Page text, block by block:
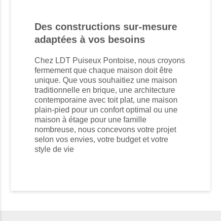
Des constructions sur-mesure
adaptées à vos besoins
Chez LDT Puiseux Pontoise, nous croyons
fermement que chaque maison doit être
unique. Que vous souhaitiez une maison
traditionnelle en brique, une architecture
contemporaine avec toit plat, une maison
plain-pied pour un confort optimal ou une
maison à étage pour une famille
nombreuse, nous concevons votre projet
selon vos envies, votre budget et votre
style de vie